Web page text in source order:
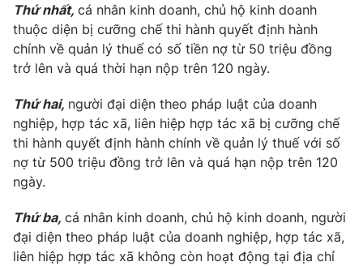
VTV4 Vươn mình bằng AI
VTV9 VTV8
Liên hệ tòa soạn English
THỜI BÁO VTV
Theo dõi báo trên
Thứ nhất, cá nhân kinh doanh, chủ hộ kinh doanh
thuộc diện bị cưỡng chế thi hành quyết định hành
chính về quản lý thuế có số tiền nợ từ 50 triệu đồng
trở lên và quá thời hạn nộp trên 120 ngày.
Thứ hai, người đại diện theo pháp luật của doanh
nghiệp, hợp tác xã, liên hiệp hợp tác xã bị cưỡng chế
thi hành quyết định hành chính về quản lý thuế với số
nợ từ 500 triệu đồng trở lên và quá hạn nộp trên 120
ngày.
Thứ ba, cá nhân kinh doanh, chủ hộ kinh doanh, người
đại diện theo pháp luật của doanh nghiệp, hợp tác xã,
liên hiệp hợp tác xã không còn hoạt động tại địa chỉ